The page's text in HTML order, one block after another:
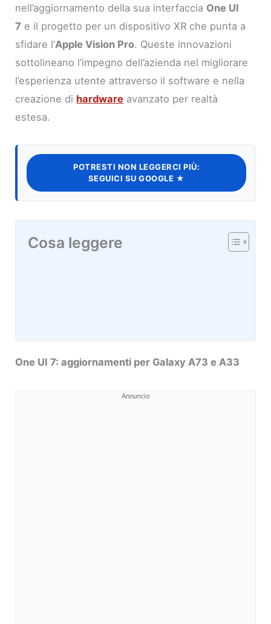
nell’aggiornamento della sua interfaccia One UI
7 e il progetto per un dispositivo XR che punta a
sfidare l’Apple Vision Pro. Queste innovazioni
sottolineano l’impegno dell’azienda nel migliorare
l’esperienza utente attraverso il software e nella
creazione di hardware avanzato per realtà
estesa.
POTRESTI NON LEGGERCI PIÙ:
SEGUICI SU GOOGLE ★
Cosa leggere
One UI 7: aggiornamenti per Galaxy A73 e A33
Annuncio